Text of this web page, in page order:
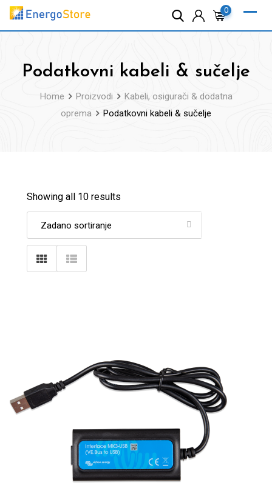
Skip
0
Podatkovni kabeli & sučelje
Home Proizvodi
Kabeli, osigurači & dodatna
oprema
Podatkovni kabeli & sučelje
Showing all 10 results